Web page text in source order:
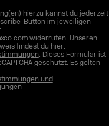
hierzu kannst du jederzeit
Button im jeweiligen
widerrufen. Unseren
findest du hier:
. Dieses Formular ist
geschützt. Es gelten
und